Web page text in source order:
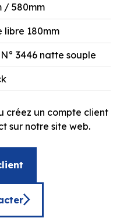
/ 580mm
libre 180mm
3446 natte souple
créez un compte client
sur notre site web.